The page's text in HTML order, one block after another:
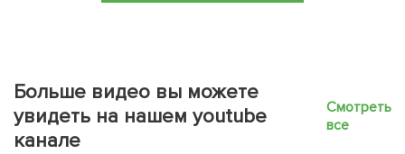
Больше видео вы можете
увидеть на нашем youtube
канале
Смотреть
все